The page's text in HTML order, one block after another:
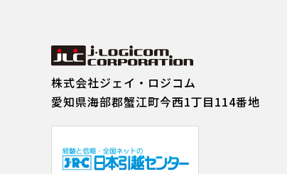
株式会社ジェイ・ロジコム
愛知県海部郡蟹江町今西1丁目114番地